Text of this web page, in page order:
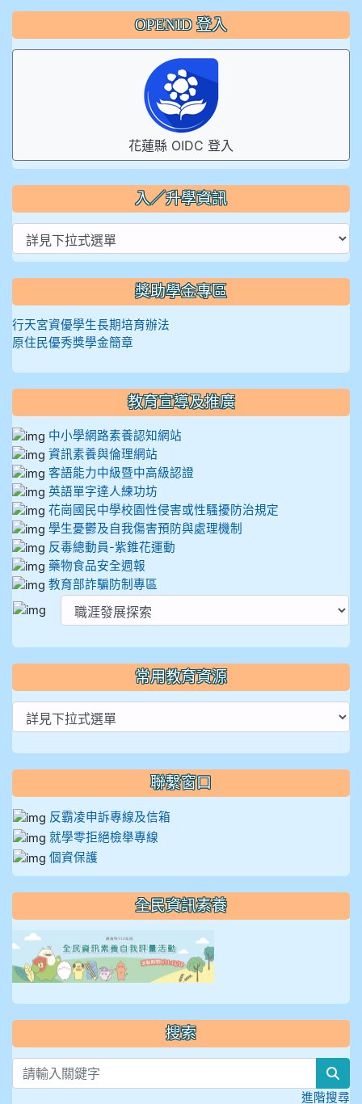
OPENID 登入
花蓮縣 OIDC 登入
入／升學資訊
獎助學金專區
行天宮資優學生長期培育辦法
原住民優秀獎學金簡章
教育宣導及推廣
中小學網路素養認知網站
資訊素養與倫理網站
客語能力中級暨中高級認證
英語單字達人練功坊
花崗國民中學校園性侵害或性騷擾防治規定
學生憂鬱及自我傷害預防與處理機制
反毒總動員-紫錐花運動
藥物食品安全週報
教育部詐騙防制專區
常用教育資源
聯繫窗口
反霸凌申訴專線及信箱
就學零拒絕檢舉專線
個資保護
全民資訊素養
搜索
進階搜尋